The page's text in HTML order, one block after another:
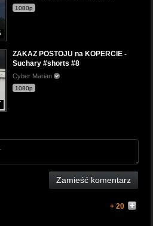
1080p
ZAKAZ POSTOJU na KOPERCIE -
Suchary #shorts #8
Cyber Marian
1080p
Zamieść komentarz
+ 20